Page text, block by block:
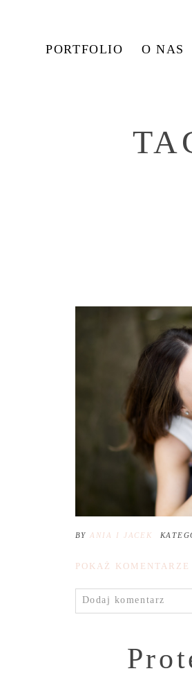
PORTFOLIO O NAS
BY ANIA I JACEK
POKAŻ KOMENTARZE
Dodaj komentarz